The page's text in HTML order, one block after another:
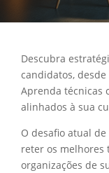
Descubra
candidatos,
Aprenda técnicas
alinhados à sua
O desafio atual
reter os melhores
organizações de